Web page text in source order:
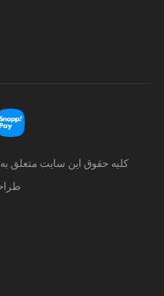
کلیه حقوق این سایت متعلق به